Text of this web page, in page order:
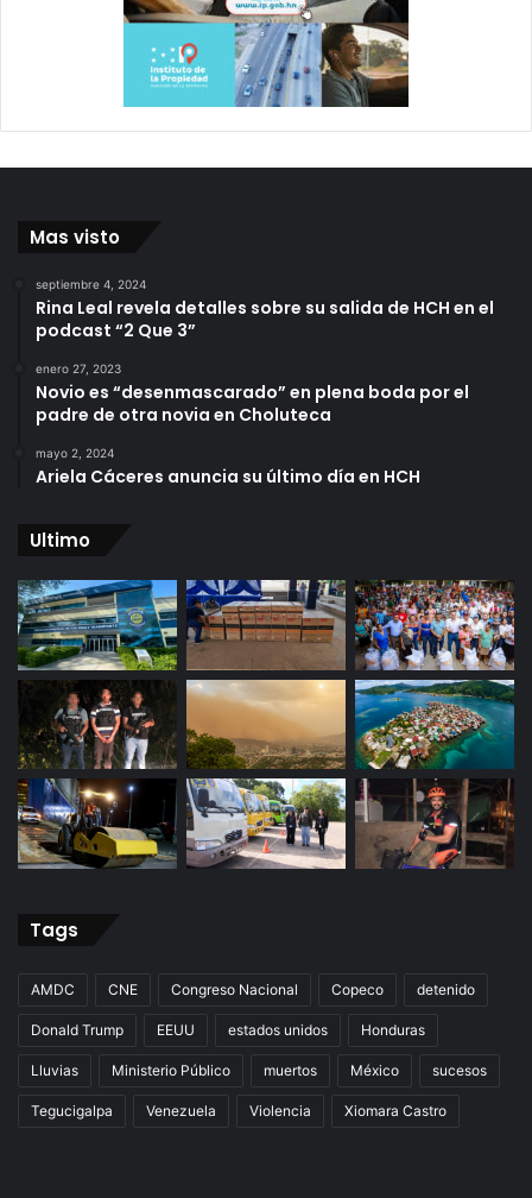
Mas visto
septiembre 4, 2024
Rina Leal revela detalles sobre su salida de HCH en el
podcast “2 Que 3”
enero 27, 2023
Novio es “desenmascarado” en plena boda por el
padre de otra novia en Choluteca
mayo 2, 2024
Ariela Cáceres anuncia su último día en HCH
Ultimo
Tags
AMDC CNE Congreso Nacional Copeco detenido
Donald Trump EEUU estados unidos Honduras
Lluvias Ministerio Público muertos México sucesos
Tegucigalpa Venezuela Violencia Xiomara Castro